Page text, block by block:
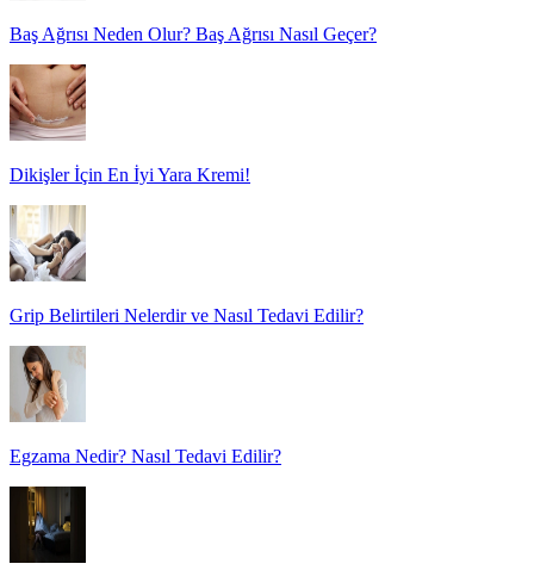
Baş Ağrısı Neden Olur? Baş Ağrısı Nasıl Geçer?
Dikişler İçin En İyi Yara Kremi!
Grip Belirtileri Nelerdir ve Nasıl Tedavi Edilir?
Egzama Nedir? Nasıl Tedavi Edilir?